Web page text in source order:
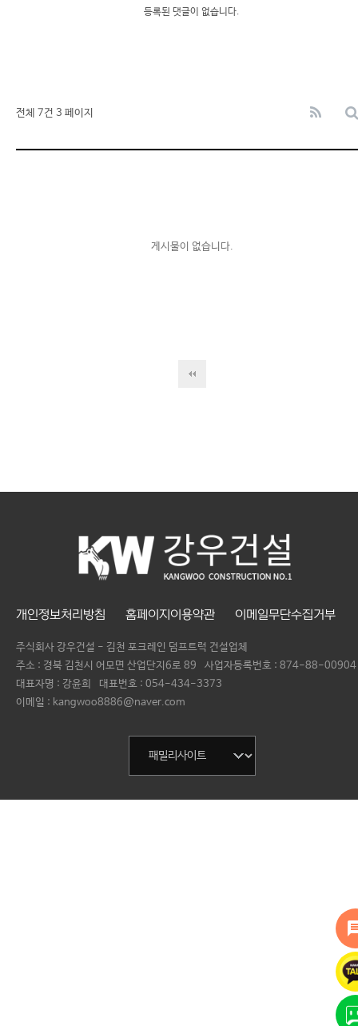
등록된 댓글이 없습니다.
전체 7건 3 페이지
게시물이 없습니다.
개인정보처리방침 홈페이지이용약관 이메일무단수집거부
주식회사 강우건설 - 김천 포크레인 덤프트럭 건설업체
주소 : 경북 김천시 어모면 산업단지6로 89
사업자등록번호 : 874-88-00904
대표자명 : 강윤희 대표번호 : 054-434-3373
이메일 : kangwoo8886@naver.com